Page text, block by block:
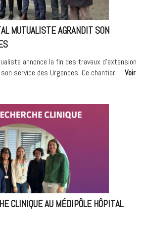
MUTUALISTE AGRANDIT SON
annonce la fin des travaux d’extension
service des Urgences. Ce chantier … Voir
CLINIQUE AU MÉDIPÔLE HÔPITAL